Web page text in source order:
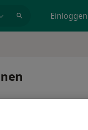
Einloggen